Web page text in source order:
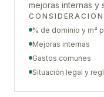
mejoras internas y
% de dominio y m²
Mejoras internas
Gastos comunes
Situación legal y